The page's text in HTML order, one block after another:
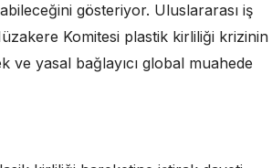
gösteriyor. Uluslararası iş
Komitesi plastik kirliliği krizinin
ve yasal bağlayıcı global muahede